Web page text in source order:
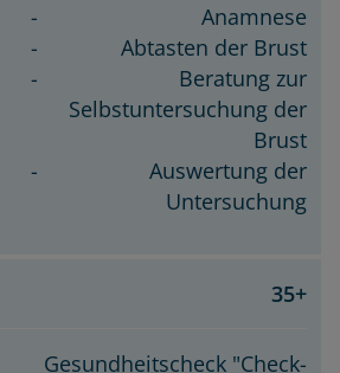
Anamnese
Abtasten der Brust
Beratung zur
Selbstuntersuchung der
Brust
Auswertung der
Untersuchung
35+
Gesundheitscheck "Check-